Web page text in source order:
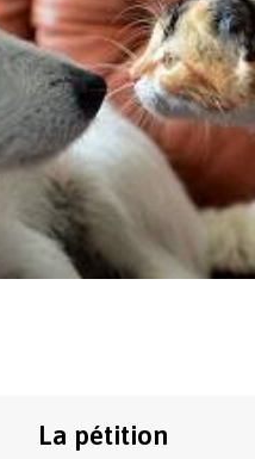
La pétition